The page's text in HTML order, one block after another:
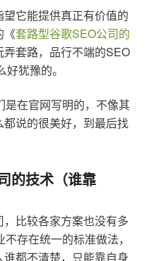
它能提供真正有价值的
《套路型谷歌SEO公司的
套路，品行不端的SEO
犹豫的。
在官网写明的，不像其
说的很美好，到最后找
的技术（谁靠
比较各家方案也没有多
存在统一的标准做法，
都不清楚，只能靠自身